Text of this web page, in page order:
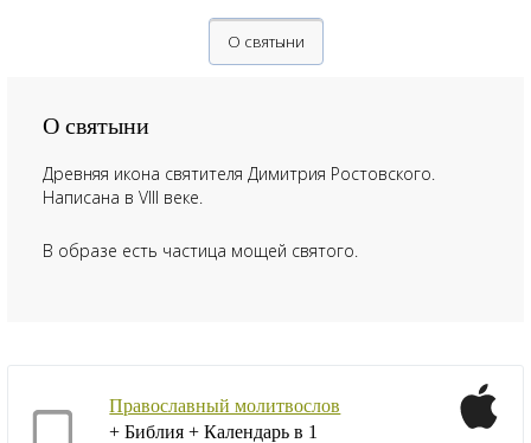
О святыни
О святыни
Древняя икона святителя Димитрия Ростовского.
Написана в VIII веке.
В образе есть частица мощей святого.
Православный молитвослов
+ Библия + Календарь в 1